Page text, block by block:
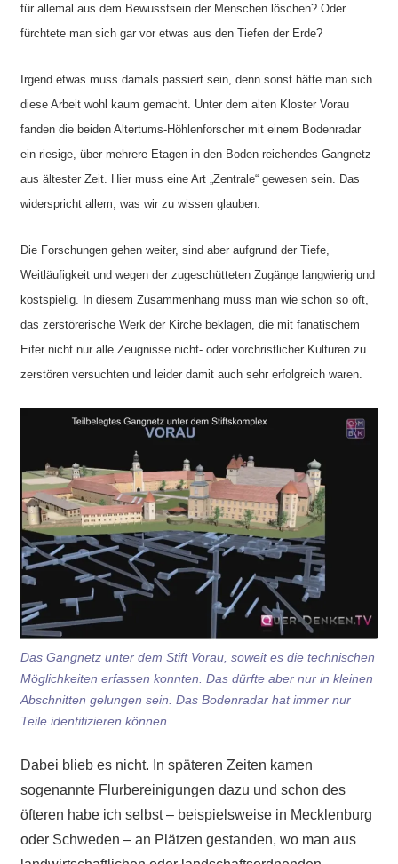
für allemal aus dem Bewusstsein der Menschen löschen? Oder
fürchtete man sich gar vor etwas aus den Tiefen der Erde?
Irgend etwas muss damals passiert sein, denn sonst hätte man sich
diese Arbeit wohl kaum gemacht. Unter dem alten Kloster Vorau
fanden die beiden Altertums-Höhlenforscher mit einem Bodenradar
ein riesige, über mehrere Etagen in den Boden reichendes Gangnetz
aus ältester Zeit. Hier muss eine Art „Zentrale“ gewesen sein. Das
widerspricht allem, was wir zu wissen glauben.
Die Forschungen gehen weiter, sind aber aufgrund der Tiefe,
Weitläufigkeit und wegen der zugeschütteten Zugänge langwierig und
kostspielig. In diesem Zusammenhang muss man wie schon so oft,
das zerstörerische Werk der Kirche beklagen, die mit fanatischem
Eifer nicht nur alle Zeugnisse nicht- oder vorchristlicher Kulturen zu
zerstören versuchten und leider damit auch sehr erfolgreich waren.
Das Gangnetz unter dem Stift Vorau, soweit es die technischen
Möglichkeiten erfassen konnten. Das dürfte aber nur in kleinen
Abschnitten gelungen sein. Das Bodenradar hat immer nur
Teile identifizieren können.
Dabei blieb es nicht. In späteren Zeiten kamen
sogenannte Flurbereinigungen dazu und schon des
öfteren habe ich selbst – beispielsweise in Mecklenburg
oder Schweden – an Plätzen gestanden, wo man aus